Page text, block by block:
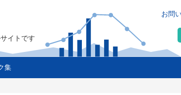
お問
イトです
集